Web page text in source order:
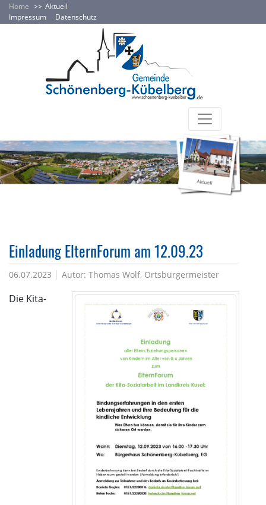
Home
Aktuell
Impressum
Datenschutz
Einladung ElternForum am 12.09.23
06.07.2023 Autor: Thomas Wolf, Ortsbürgermeister
Die Kita-